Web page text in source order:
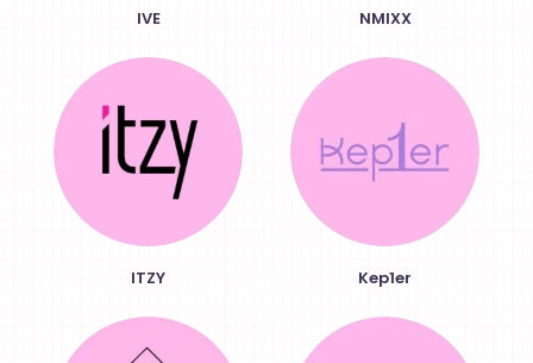
IVE NMIXX
ITZY Kep1er